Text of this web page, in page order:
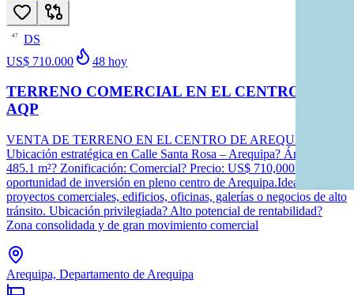
47
DS
US$ 710.000
48 hoy
TERRENO COMERCIAL EN EL CENTRO DE
AQP
VENTA DE TERRENO EN EL CENTRO DE AREQUIPA
Ubicación estratégica en Calle Santa Rosa – Arequipa? Área total:
485.1 m²? Zonificación: Comercial? Precio: US$ 710,000Excelente
oportunidad de inversión en pleno centro de Arequipa.Ideal para
proyectos comerciales, edificios, oficinas, galerías o negocios de alto
tránsito. Ubicación privilegiada? Alto potencial de rentabilidad?
Zona consolidada y de gran movimiento comercial
Arequipa, Departamento de Arequipa